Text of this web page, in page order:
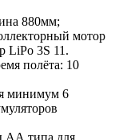
880мм;
мотор
LiPo 3S 11.
полёта: 10
минимум 6
АА типа для